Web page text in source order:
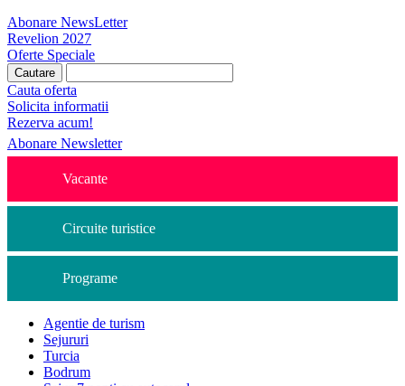
Abonare NewsLetter
Revelion 2027
Oferte Speciale
Cauta oferta
Solicita informatii
Rezerva acum!
Abonare Newsletter
Vacante
Circuite turistice
Programe
Agentie de turism
Sejururi
Turcia
Bodrum